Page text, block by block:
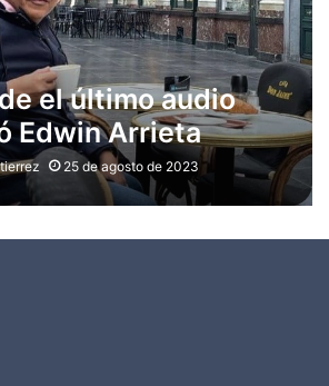
el último audio
Edwin Arrieta
la vida
25 de agosto de 2023